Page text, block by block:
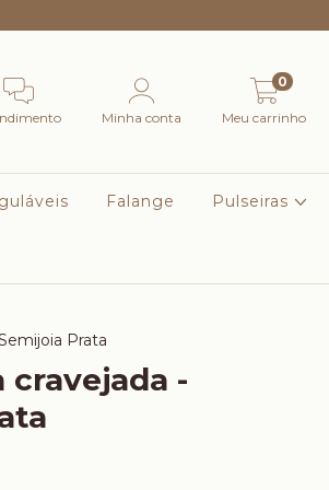
Minha conta Meu carrinho
0
Falange Pulseiras
Prata
cravejada -